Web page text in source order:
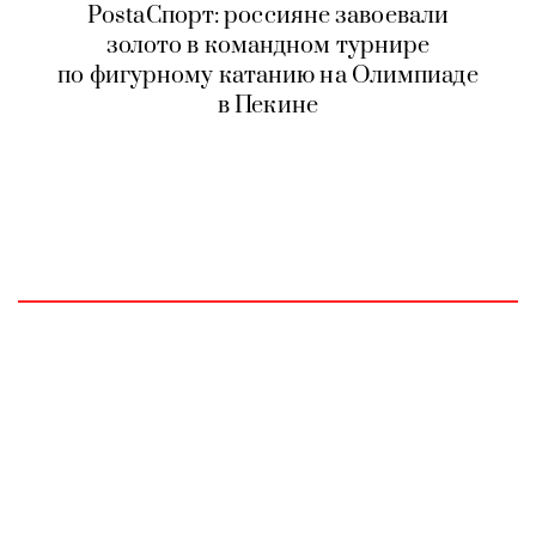
PostaСпорт: россияне завоевали
золото в командном турнире
по фигурному катанию на Олимпиаде
в Пекине